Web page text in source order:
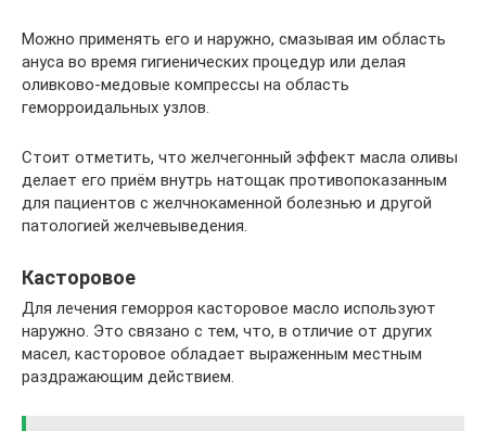
Можно применять его и наружно, смазывая им область
ануса во время гигиенических процедур или делая
оливково-медовые компрессы на область
геморроидальных узлов.
Стоит отметить, что желчегонный эффект масла оливы
делает его приём внутрь натощак противопоказанным
для пациентов с желчнокаменной болезнью и другой
патологией желчевыведения.
Касторовое
Для лечения геморроя касторовое масло используют
наружно. Это связано с тем, что, в отличие от других
масел, касторовое обладает выраженным местным
раздражающим действием.